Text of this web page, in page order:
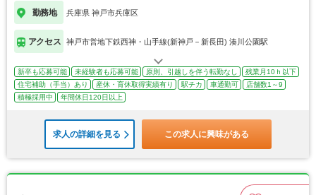
勤務地 兵庫県 神戸市兵庫区
アクセス 神戸市営地下鉄西神・山手線(新神戸－新長田) 湊川公園駅
新卒も応募可能 未経験者も応募可能 原則、引越しを伴う転勤なし
残業月10ｈ以下
住宅補助（手当）あり
産休・育休取得実績有り 駅チカ 車通勤可
店舗数1～9
積極採用中
年間休日120日以上
求人の詳細を見る この求人に興味がある